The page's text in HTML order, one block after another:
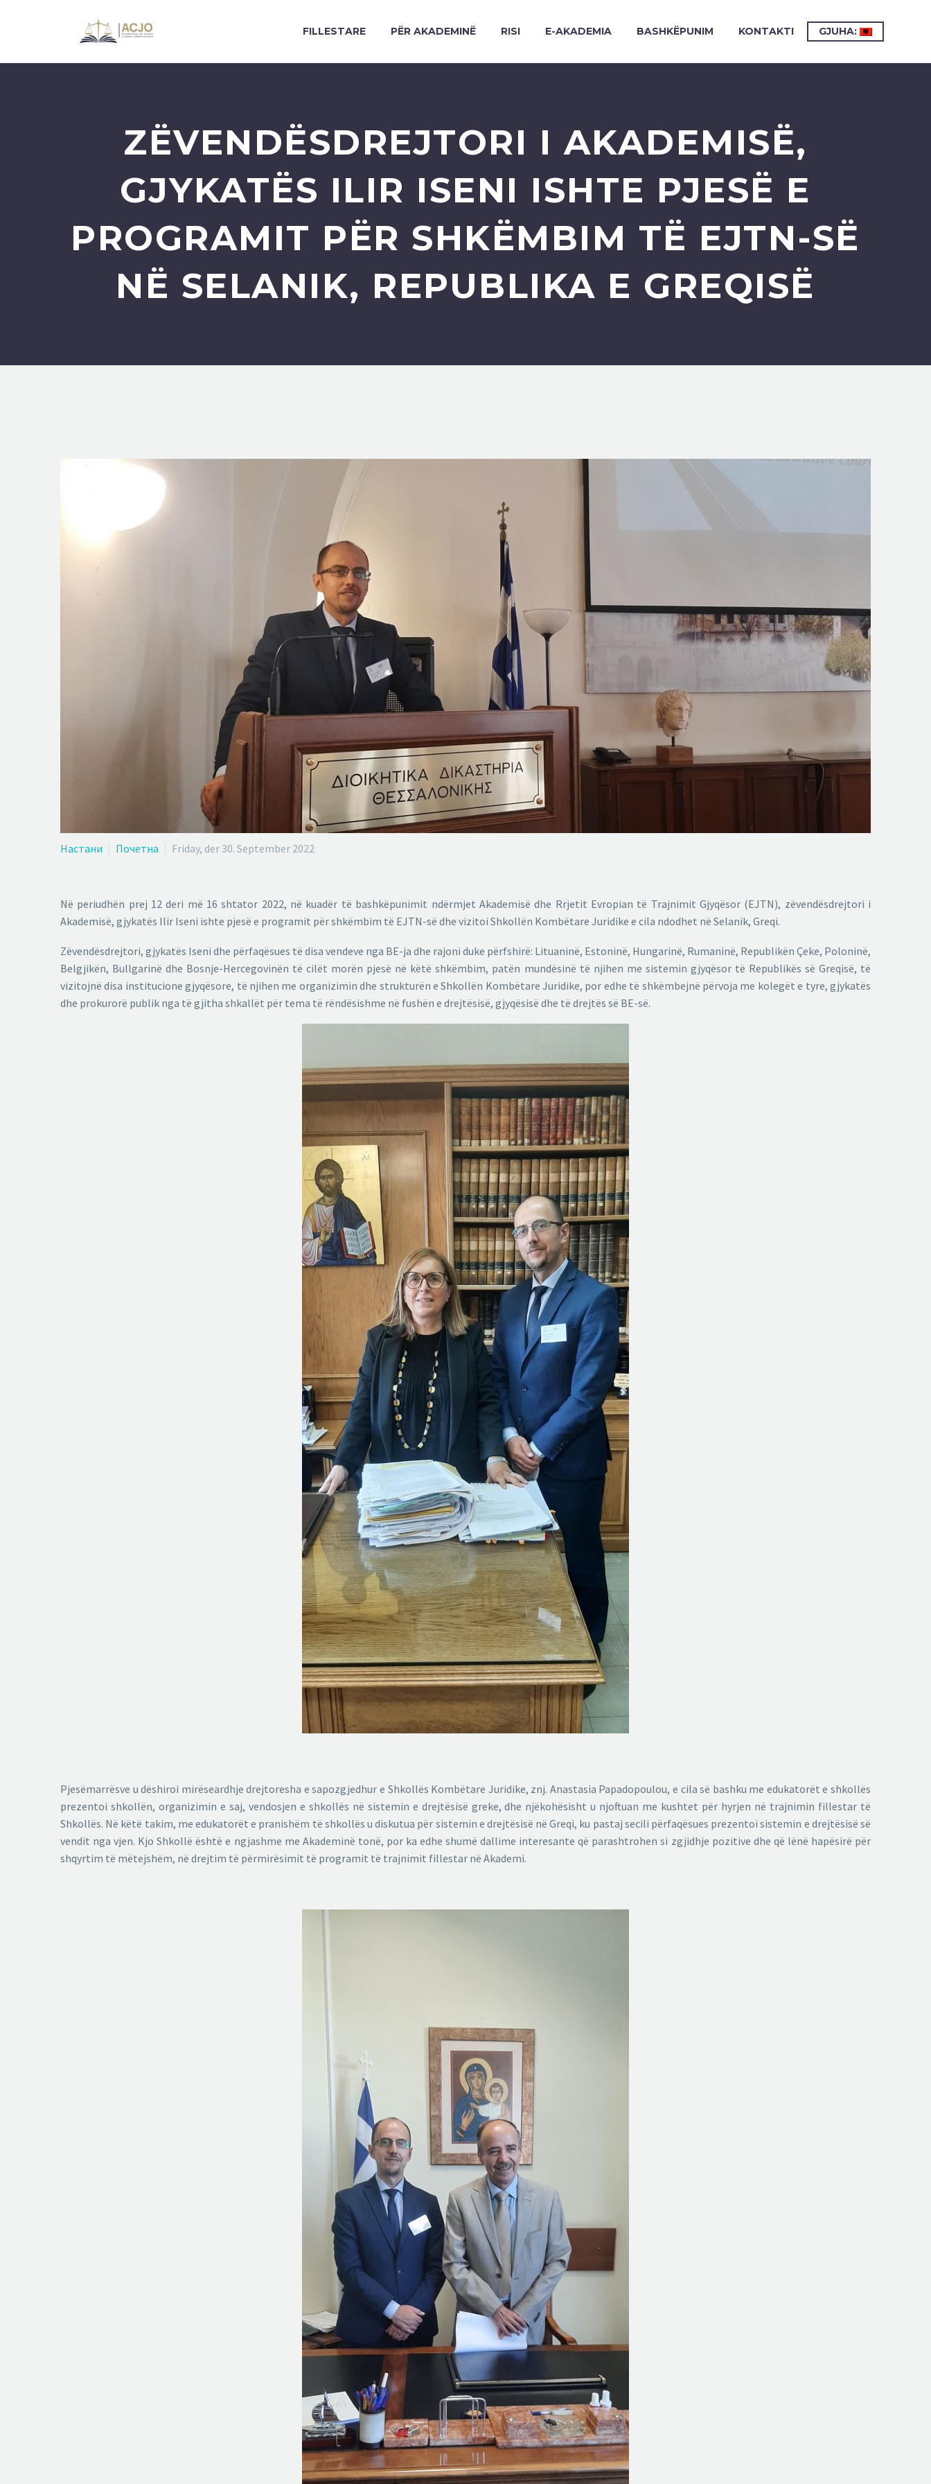
FILLESTARE PËR AKADEMINË RISI E-AKADEMIA BASHKËPUNIM KONTAKTI GJUHA:
ZËVENDËSDREJTORI I AKADEMISË,
GJYKATËS ILIR ISENI ISHTE PJESË E
PROGRAMIT PËR SHKËMBIM TË EJTN-SË
NË SELANIK, REPUBLIKA E GREQISË
Настани Почетна Friday, der 30. September 2022
Në periudhën prej 12 deri më 16 shtator 2022, në kuadër të bashkëpunimit ndërmjet Akademisë dhe Rrjetit Evropian të Trajnimit Gjyqësor (EJTN), zëvendësdrejtori i
Akademisë, gjykatës Ilir Iseni ishte pjesë e programit për shkëmbim të EJTN-së dhe vizitoi Shkollën Kombëtare Juridike e cila ndodhet në Selanik, Greqi.
Zëvendësdrejtori, gjykatës Iseni dhe përfaqësues të disa vendeve nga BE-ja dhe rajoni duke përfshirë: Lituaninë, Estoninë, Hungarinë, Rumaninë, Republikën Çeke, Poloninë,
Belgjikën, Bullgarinë dhe Bosnje-Hercegovinën të cilët morën pjesë në këtë shkëmbim, patën mundësinë të njihen me sistemin gjyqësor të Republikës së Greqisë, të
vizitojnë disa institucione gjyqësore, të njihen me organizimin dhe strukturën e Shkollën Kombëtare Juridike, por edhe të shkëmbejnë përvoja me kolegët e tyre, gjykatës
dhe prokurorë publik nga të gjitha shkallët për tema të rëndësishme në fushën e drejtësisë, gjyqësisë dhe të drejtës së BE-së.
Pjesëmarrësve u dëshiroi mirëseardhje drejtoresha e sapozgjedhur e Shkollës Kombëtare Juridike, znj. Anastasia Papadopoulou, e cila së bashku me edukatorët e shkollës
prezentoi shkollën, organizimin e saj, vendosjen e shkollës në sistemin e drejtësisë greke, dhe njëkohësisht u njoftuan me kushtet për hyrjen në trajnimin fillestar të
Shkollës. Në këtë takim, me edukatorët e pranishëm të shkollës u diskutua për sistemin e drejtësisë në Greqi, ku pastaj secili përfaqësues prezentoi sistemin e drejtësisë së
vendit nga vjen. Kjo Shkollë është e ngjashme me Akademinë tonë, por ka edhe shumë dallime interesante që parashtrohen si zgjidhje pozitive dhe që lënë hapësirë ​​për
shqyrtim të mëtejshëm, në drejtim të përmirësimit të programit të trajnimit fillestar në Akademi.